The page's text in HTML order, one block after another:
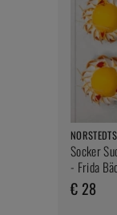
NORSTEDTS
Socker
- Frida
€ 28